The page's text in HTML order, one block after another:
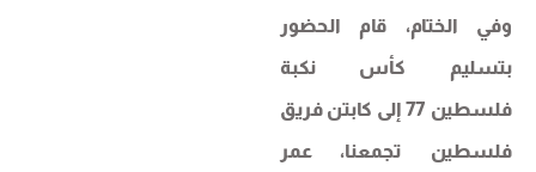
وفي الختام، قام الحضور
بتسليم كأس نكبة
فلسطين 77 إلى كابتن فريق
فلسطين تجمعنا، عمر